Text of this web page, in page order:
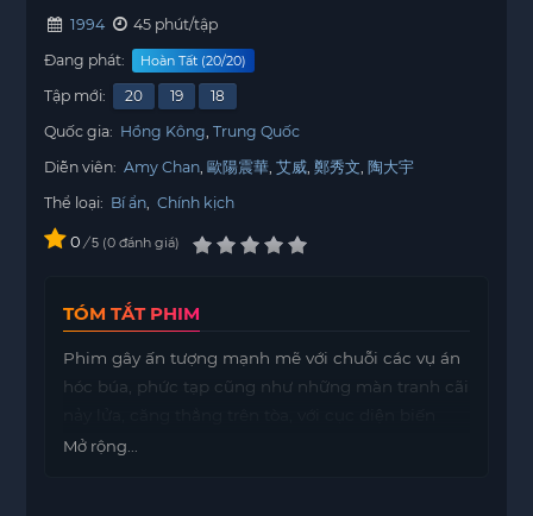
1994
45 phút/tập
Đang phát:
Hoàn Tất (20/20)
Tập mới: 20 19
18
Quốc gia: Hồng Kông Trung Quốc
Diễn viên: Amy Chan 歐陽震華 艾威 鄭秀文 陶大宇
Thể loại: Bí ẩn Chính kịch
0 / 5 0 đánh giá
TÓM TẮT PHIM
Phim gây ấn tượng mạnh mẽ với chuỗi các vụ án
hóc búa, phức tạp cũng như những màn tranh cãi
chuyển liên tục, những chứng cứ bất ngờ và tài
Mở rộng...